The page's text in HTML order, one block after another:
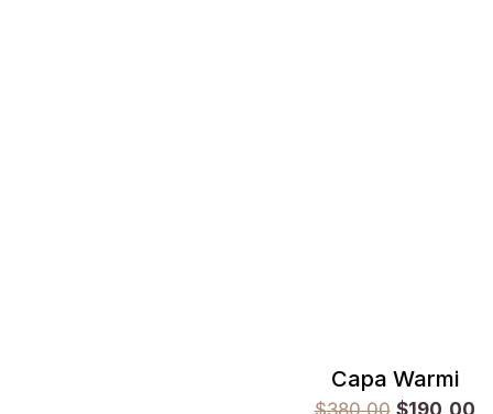
Capa Warmi
$380,00 $190,00